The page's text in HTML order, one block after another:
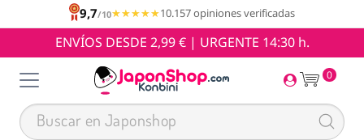
9,7/10★★★★★
★★★★★10.157 opiniones verificadas
ENVÍOS DESDE 2,99 € | URGENTE 14:30 h.
0